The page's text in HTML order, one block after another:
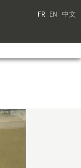
FR EN 中文